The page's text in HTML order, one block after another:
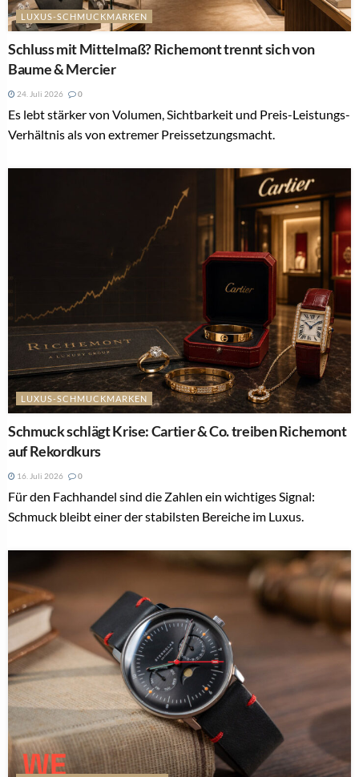
LUXUS-SCHMUCKMARKEN
Schluss mit Mittelmaß? Richemont trennt sich von
Baume & Mercier
24. Juli 2026 0
Es lebt stärker von Volumen, Sichtbarkeit und Preis-Leistungs-
Verhältnis als von extremer Preissetzungsmacht.
LUXUS-SCHMUCKMARKEN
Schmuck schlägt Krise: Cartier & Co. treiben Richemont
auf Rekordkurs
16. Juli 2026 0
Für den Fachhandel sind die Zahlen ein wichtiges Signal:
Schmuck bleibt einer der stabilsten Bereiche im Luxus.